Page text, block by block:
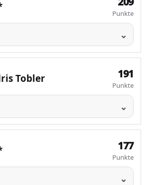
Punkte
Tobler 191
Punkte
177
Punkte